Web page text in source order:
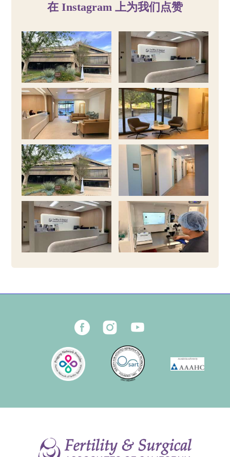
在 Instagram 上为我们点赞